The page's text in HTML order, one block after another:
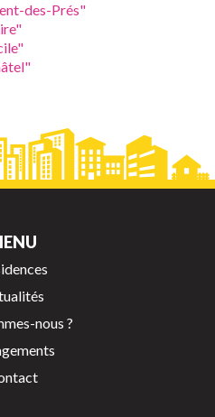
des-Prés"
nous ?